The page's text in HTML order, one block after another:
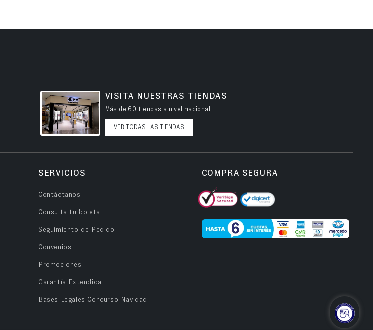
VISITA NUESTRAS TIENDAS
Más de 60 tiendas a nivel nacional.
VER TODAS LAS TIENDAS
SERVICIOS
Contáctanos
Consulta tu boleta
Seguimiento de Pedido
Convenios
Promociones
Garantía Extendida
Bases Legales Concurso Navidad
COMPRA SEGURA